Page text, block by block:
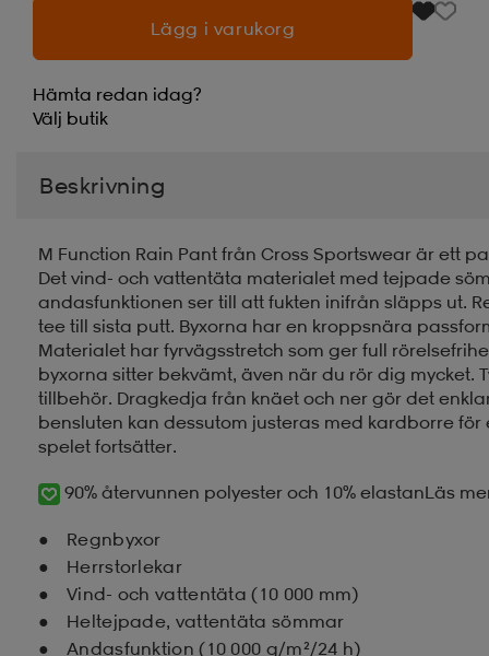
Lägg i varukorg
Hämta redan idag?
Välj butik
Beskrivning
M Function Rain Pant från Cross Sportswear är ett
Det vind- och vattentäta materialet med tejpade
andasfunktionen ser till att fukten inifrån släpps ut.
tee till sista putt. Byxorna har en kroppsnära
Materialet har fyrvägsstretch som ger full
byxorna sitter bekvämt, även när du rör dig
tillbehör. Dragkedja från knäet och ner gör det
bensluten kan dessutom justeras med kardborre
spelet fortsätter.
90% återvunnen polyester och 10% elastanLäs
Regnbyxor
Herrstorlekar
Vind- och vattentäta (10 000 mm)
Heltejpade, vattentäta sömmar
Andasfunktion (10 000 g/m²/24 h)